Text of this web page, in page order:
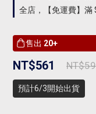
全店，【免運費】滿
售出 20+
NT$561
預計6/3開始出貨